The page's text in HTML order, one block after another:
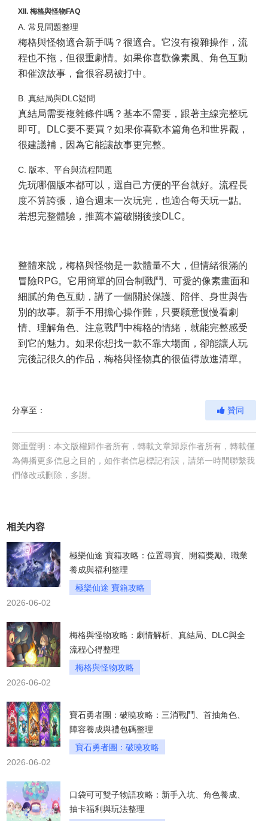
XII. 梅格與怪物FAQ
A. 常見問題整理
梅格與怪物適合新手嗎？很適合。它沒有複雜操作，流
程也不拖，但很重劇情。如果你喜歡像素風、角色互動
和催淚故事，會很容易被打中。
B. 真結局與DLC疑問
真結局需要複雜條件嗎？基本不需要，跟著主線完整玩
即可。DLC要不要買？如果你喜歡本篇角色和世界觀，
很建議補，因為它能讓故事更完整。
C. 版本、平台與流程問題
先玩哪個版本都可以，選自己方便的平台就好。流程長
度不算誇張，適合週末一次玩完，也適合每天玩一點。
若想完整體驗，推薦本篇破關後接DLC。
整體來說，梅格與怪物是一款體量不大，但情緒很滿的
冒險RPG。它用簡單的回合制戰鬥、可愛的像素畫面和
細膩的角色互動，講了一個關於保護、陪伴、身世與告
別的故事。新手不用擔心操作難，只要願意慢慢看劇
情、理解角色、注意戰鬥中梅格的情緒，就能完整感受
到它的魅力。如果你想找一款不靠大場面，卻能讓人玩
完後記很久的作品，梅格與怪物真的很值得放進清單。
贊同
分享至：
鄭重聲明：本文版權歸作者所有，轉載文章歸原作者所有，轉載僅
為傳播更多信息之目的，如作者信息標記有誤，請第一時間聯繫我
們修改或刪除，多謝。
相关内容
極樂仙途 寶箱攻略：位置尋寶、開箱獎勵、職業
養成與福利整理
極樂仙途 寶箱攻略
2026-06-02
梅格與怪物攻略：劇情解析、真結局、DLC與全
流程心得整理
梅格與怪物攻略
2026-06-02
寶石勇者團：破曉攻略：三消戰鬥、首抽角色、
陣容養成與禮包碼整理
寶石勇者團：破曉攻略
2026-06-02
口袋可可雙子物語攻略：新手入坑、角色養成、
抽卡福利與玩法整理